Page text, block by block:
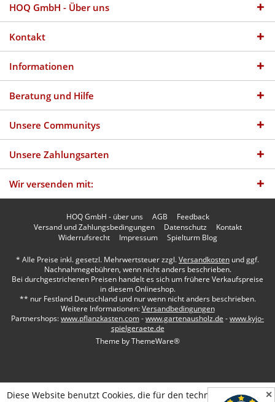
✕
HOQ GmbH - Über uns
Kontakt
Informationen
Beratung und Hilfe
Unsere Communitys
Unsere Zahlungsarten
Wir versenden mit:
HOQ GmbH - über uns AGB
Feedback
Versand und Zahlungsbedingungen
Datenschutz
Kontakt
Widerrufsrecht
Impressum Spielturm Blog
* Alle Preise inkl. gesetzl. Mehrwertsteuer zzgl.Versandkosten und ggf.
Nachnahmegebühren, wenn nicht anders beschrieben.
Bei durchgestrichenen Preisen handelt es sich um frühere Verkaufspreise
in diesem Onlineshop.
** nur Festland Deutschland und nur wenn nicht anders beschrieben.
Weitere Informationen:Versandbedingungen
Partnershops:www.pflanzkasten.com-www.gartenausholz.de -www.kyjo-
spielgeraete.de
Theme byThemeWare®
Diese Website benutzt Cookies, die für den technischen Betrieb